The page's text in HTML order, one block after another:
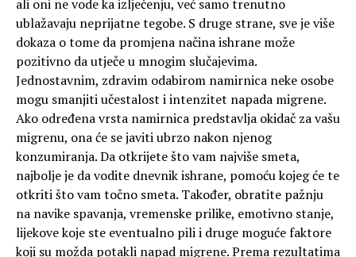
ali oni ne vode ka izlječenju, već samo trenutno
ublažavaju neprijatne tegobe. S druge strane, sve je više
dokaza o tome da promjena načina ishrane može
pozitivno da utječe u mnogim slučajevima.
Jednostavnim, zdravim odabirom namirnica neke osobe
mogu smanjiti učestalost i intenzitet napada migrene.
Ako određena vrsta namirnica predstavlja okidač za vašu
migrenu, ona će se javiti ubrzo nakon njenog
konzumiranja. Da otkrijete što vam najviše smeta,
najbolje je da vodite dnevnik ishrane, pomoću kojeg će te
otkriti što vam točno smeta. Također, obratite pažnju
na navike spavanja, vremenske prilike, emotivno stanje,
lijekove koje ste eventualno pili i druge moguće faktore
koji su možda potakli napad migrene. Prema rezultatima